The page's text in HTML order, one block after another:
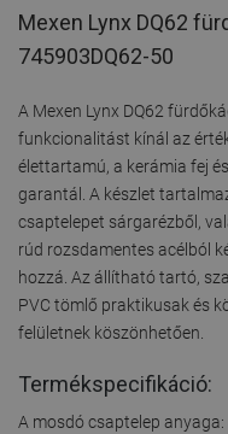
Mexen Lynx DQ62
745903DQ62-50
A Mexen Lynx DQ62
funkcionalitást kínál az
élettartamú, a kerámia fej
garantál. A készlet
csaptelepet sárgarézből,
rúd rozsdamentes acélból
hozzá. Az állítható tartó,
PVC tömlő praktikusak és
felületnek köszönhetően.
Termékspecifikáció:
A mosdó csaptelep anyaga: